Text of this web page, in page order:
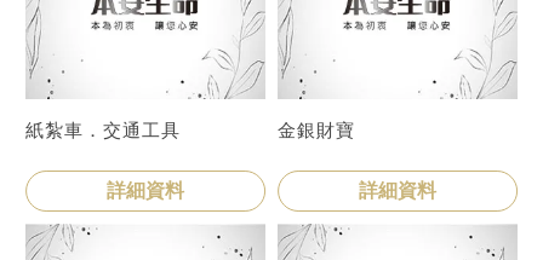
紙紮車．交通工具
詳細資料
金銀財寶
詳細資料